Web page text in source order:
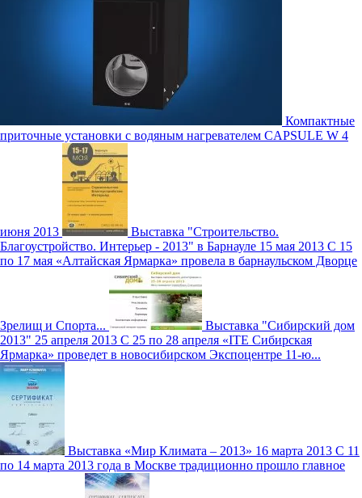
Компактные
приточные установки с водяным нагревателем CAPSULE W 4
июня 2013
Выставка "Строительство.
Благоустройство. Интерьер - 2013" в Барнауле 15 мая 2013 С 15
по 17 мая «Алтайская Ярмарка» провела в барнаульском Дворце
Зрелищ и Спорта...
Выставка "Сибирский дом
2013" 25 апреля 2013 С 25 по 28 апреля «ITE Сибирская
Ярмарка» проведет в новосибирском Экспоцентре 11-ю...
Выставка «Мир Климата – 2013» 16 марта 2013 С 11
по 14 марта 2013 года в Москве традиционно прошло главное